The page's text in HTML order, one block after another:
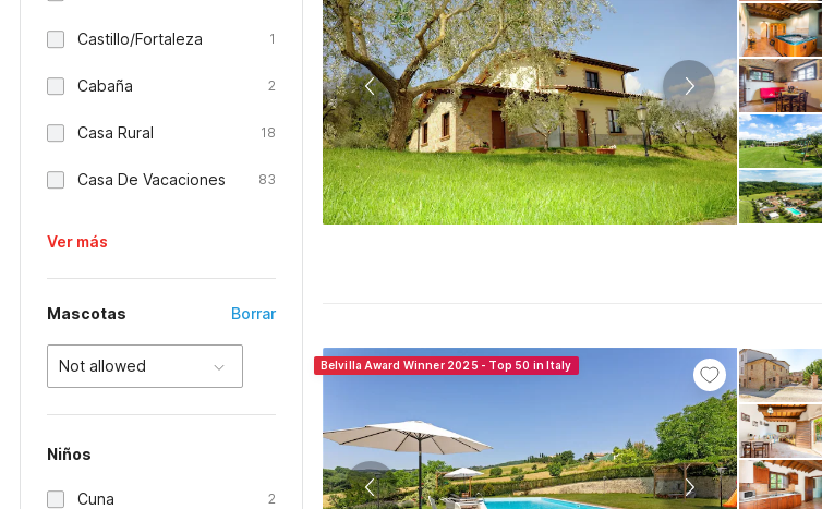
Castillo/Fortaleza 1
Cabaña 2
Casa Rural 18
Casa De Vacaciones 83
Ver más
Mascotas Borrar
Not allowed
Niños
Cuna 2
Belvilla Award Winner 2025 - Top 50 in Italy